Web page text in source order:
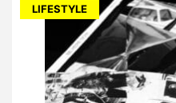
LIFESTYLE